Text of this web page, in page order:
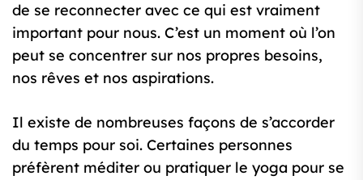
de se reconnecter avec ce qui est vraiment
important pour nous. C’est un moment où l’on
peut se concentrer sur nos propres besoins,
nos rêves et nos aspirations.
Il existe de nombreuses façons de s’accorder
du temps pour soi. Certaines personnes
préfèrent méditer ou pratiquer le yoga pour se